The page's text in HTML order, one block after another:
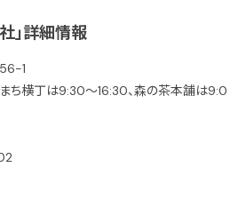
」詳細情報
1
ち横丁は9:30～16:30、森の茶本舗は9:0